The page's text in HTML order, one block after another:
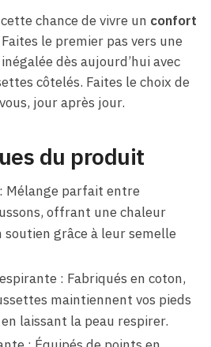
chance de vivre un confort
le premier pas vers une
inégalée dès aujourd’hui avec
côtelés. Faites le choix de
jour après jour.
du produit
Mélange parfait entre
offrant une chaleur
grâce à leur semelle
: Fabriqués en coton,
maintiennent vos pieds
laissant la peau respirer.